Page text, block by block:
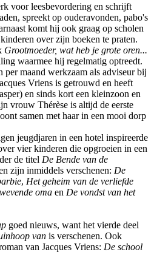
voor leesbevordering en schrijft
spreekt op ouderavonden, pabo's
komt hij ook graag op scholen
over zijn boeken te praten.
Grootmoeder, wat heb je grote oren...
waarmee hij regelmatig optreedt.
per maand werkzaam als adviseur bij
Vriens is getrouwd en heeft
en sinds kort een kleinzoon en
vrouw Thérèse is altijd de eerste
samen met haar in een mooi dorp
jeugdjaren in een hotel inspireerde
vier kinderen die opgroeien in een
de titel De Bende van de
zijn inmiddels verschenen: De
, Het geheim van de verliefde
oma en De vondst van het
goed nieuws, want het vierde deel
van is verschenen. Ook
van Jacques Vriens: De school